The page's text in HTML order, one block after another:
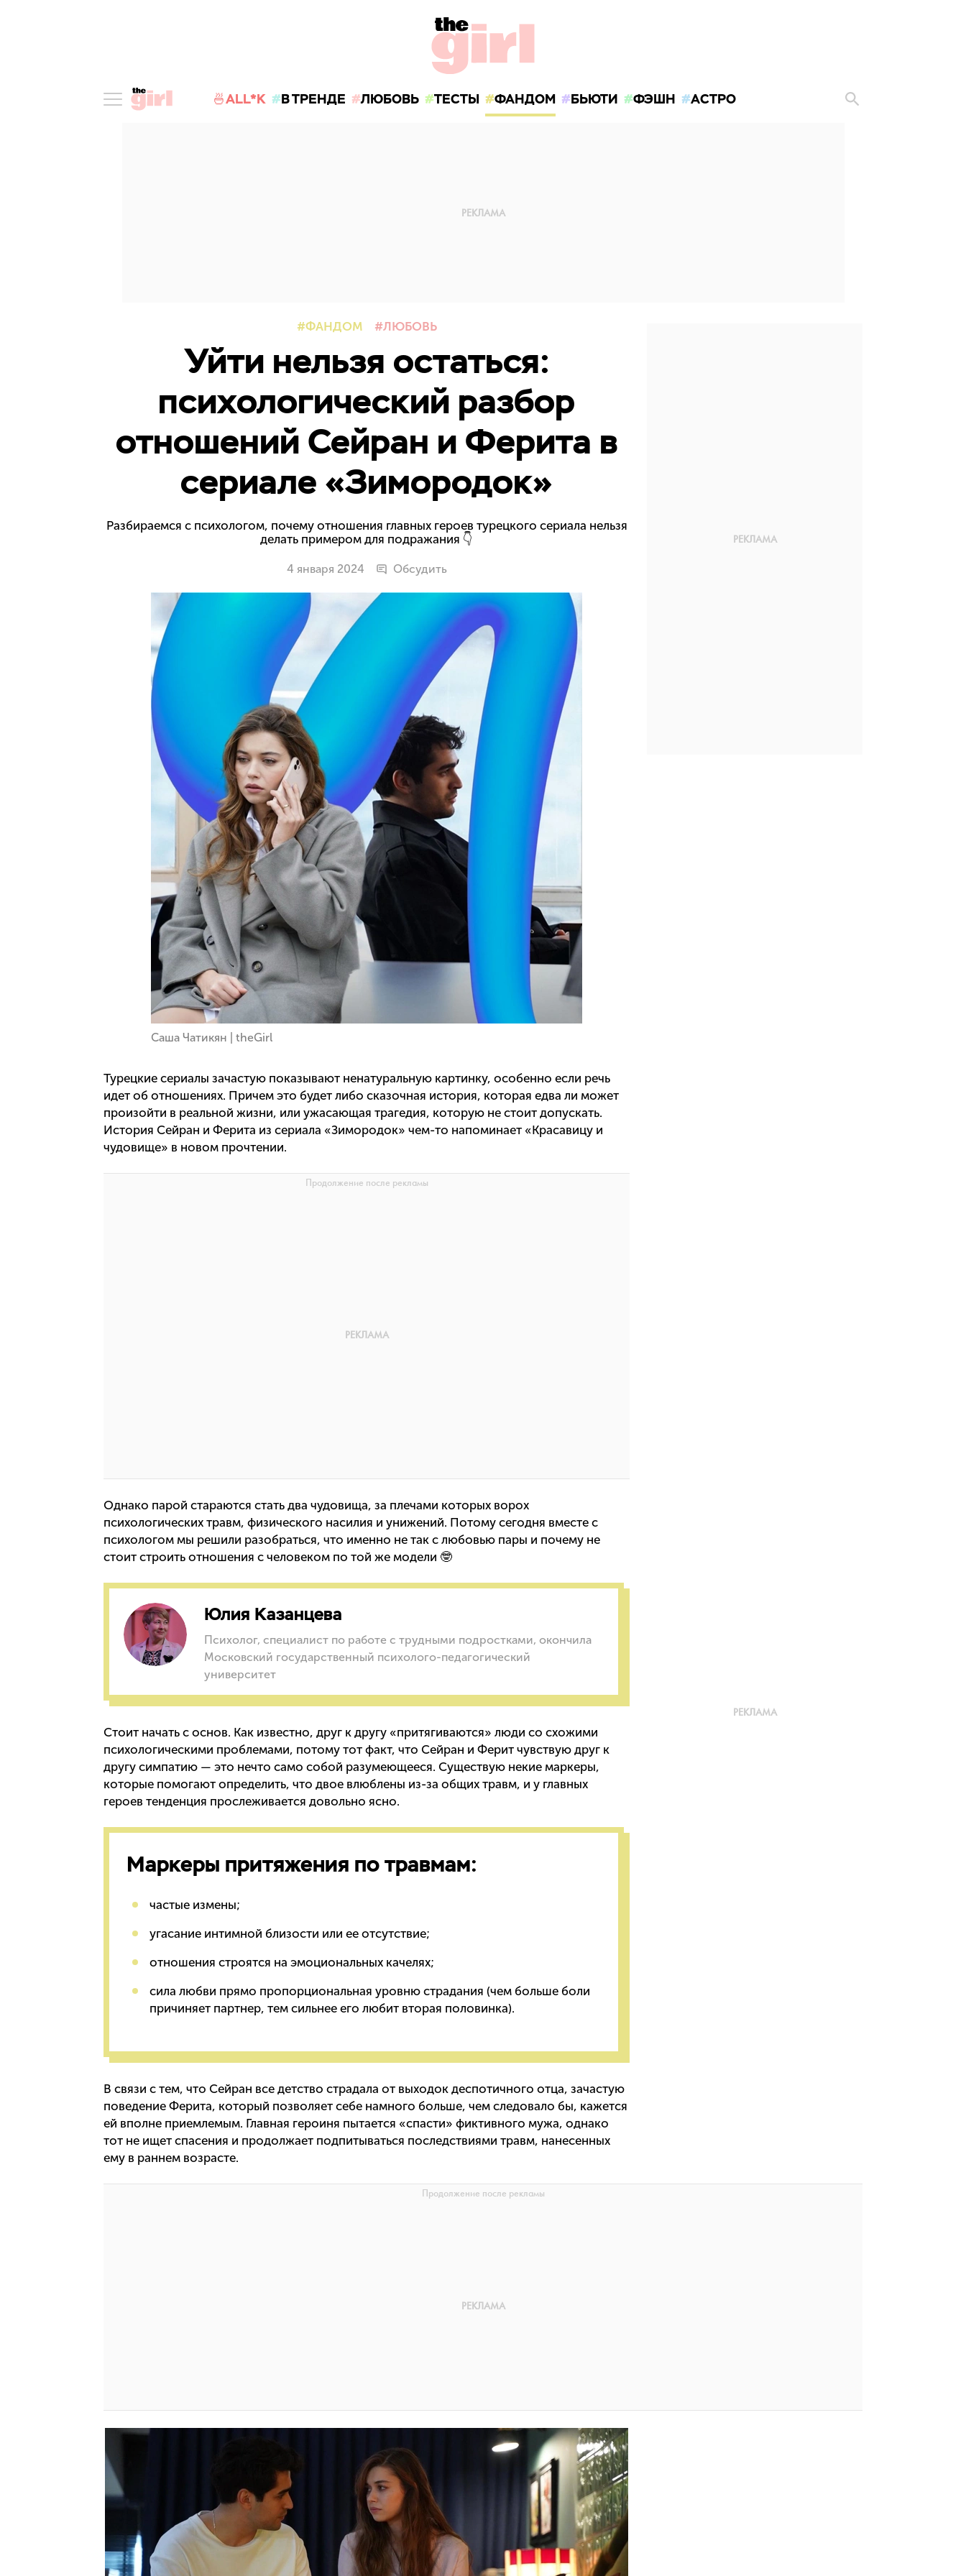
🍜ALL*K В ТРЕНДЕ ЛЮБОВЬ ТЕСТЫ ФАНДОМ БЬЮТИ ФЭШН АСТРО
ФАНДОМ ЛЮБОВЬ
Уйти нельзя остаться:
психологический разбор
отношений Сейран и Ферита в
сериале «Зимородок»
Разбираемся с психологом, почему отношения главных героев турецкого сериала нельзя
делать примером для подражания 👇
4 января 2024 Обсудить
Саша Чатикян | theGirl
Турецкие сериалы зачастую показывают ненатуральную картинку, особенно если речь
идет об отношениях. Причем это будет либо сказочная история, которая едва ли может
произойти в реальной жизни, или ужасающая трагедия, которую не стоит допускать.
История Сейран и Ферита из сериала «Зимородок» чем-то напоминает «Красавицу и
чудовище» в новом прочтении.
Однако парой стараются стать два чудовища, за плечами которых ворох
психологических травм, физического насилия и унижений. Потому сегодня вместе с
психологом мы решили разобраться, что именно не так с любовью пары и почему не
стоит строить отношения с человеком по той же модели 🤓
Юлия Казанцева
Психолог, специалист по работе с трудными подростками, окончила
Московский государственный психолого-педагогический
университет
Стоит начать с основ. Как известно, друг к другу «притягиваются» люди со схожими
психологическими проблемами, потому тот факт, что Сейран и Ферит чувствую друг к
другу симпатию — это нечто само собой разумеющееся. Существую некие маркеры,
которые помогают определить, что двое влюблены из-за общих травм, и у главных
героев тенденция прослеживается довольно ясно.
Маркеры притяжения по травмам:
частые измены;
угасание интимной близости или ее отсутствие;
отношения строятся на эмоциональных качелях;
сила любви прямо пропорциональная уровню страдания (чем больше боли
причиняет партнер, тем сильнее его любит вторая половинка).
В связи с тем, что Сейран все детство страдала от выходок деспотичного отца, зачастую
поведение Ферита, который позволяет себе намного больше, чем следовало бы, кажется
ей вполне приемлемым. Главная героиня пытается «спасти» фиктивного мужа, однако
тот не ищет спасения и продолжает подпитываться последствиями травм, нанесенных
ему в раннем возрасте.